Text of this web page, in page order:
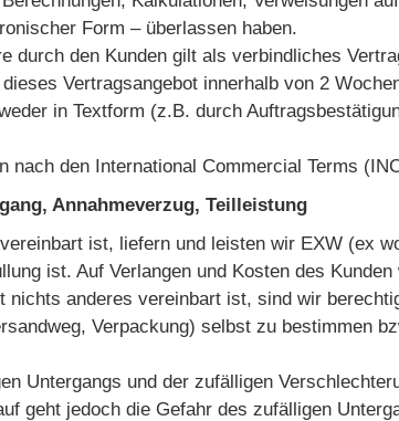
Form – überlassen haben.
durch den Kunden gilt als verbindliches
Vertragsangebot innerhalb von 2
in Textform (z.B. durch
nach den International Commercial Terms
Annahmeverzug, Teilleistung
ist, liefern und leisten wir EXW (ex
ist. Auf Verlangen und Kosten des
nichts anderes vereinbart ist, sind wir
Verpackung) selbst zu bestimmen
Untergangs und der zufälligen
geht jedoch die Gefahr des zufälligen